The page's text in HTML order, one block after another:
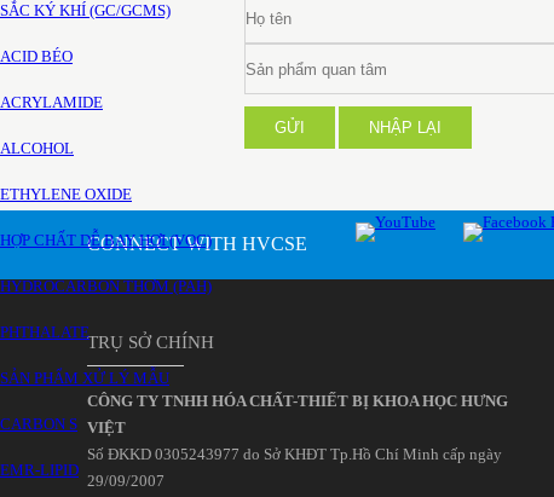
SẮC KÝ KHÍ (GC/GCMS)
ACID BÉO
ACRYLAMIDE
ALCOHOL
ETHYLENE OXIDE
HỢP CHẤT DỄ BAY HƠI (VOC)
HYDROCARBON THƠM (PAH)
PHTHALATE
SẢN PHẨM XỬ LÝ MẪU
CARBON S
EMR-LIPID
GỬI NHẬP LẠI
CONNECT WITH HVCSE
TRỤ SỞ CHÍNH
CÔNG TY TNHH HÓA CHẤT-THIẾT BỊ KHOA HỌC HƯNG
VIỆT
Số ĐKKD 0305243977 do Sở KHĐT Tp.Hồ Chí Minh cấp ngày
29/09/2007